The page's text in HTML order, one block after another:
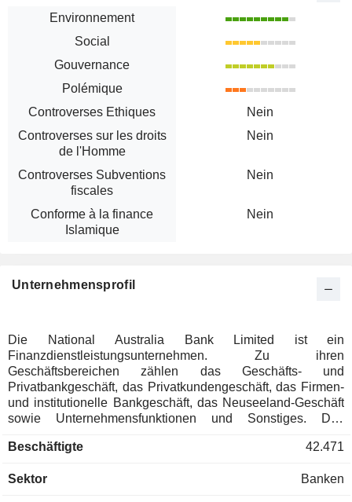
Environnement
Social
Gouvernance
Polémique
Controverses Ethiques
Nein
Controverses sur les droits
de l'Homme
Nein
Controverses Subventions
fiscales
Nein
Conforme à la finance
Islamique
Nein
Unternehmensprofil
Die National Australia Bank Limited ist ein
Finanzdienstleistungsunternehmen. Zu ihren
Geschäftsbereichen zählen das Geschäfts- und
Privatbankgeschäft, das Privatkundengeschäft, das Firmen-
und institutionelle Bankgeschäft, das Neuseeland-Geschäft
sowie Unternehmensfunktionen und Sonstiges. Das
Kundensegmente im Bereich kleiner und mittlerer
sowie spezialisierte Dienstleistungen in den Bereichen
Beschäftigte 42.471
Sektor Banken